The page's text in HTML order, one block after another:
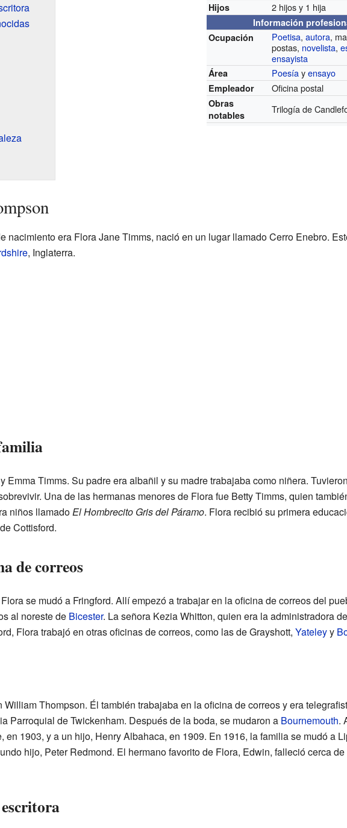
Hijos 2 hijos y 1 hija
Información
Ocupación
Poetisa,autora,
postas, novelista,
ensayista
Área Poesíayensayo
Empleador Oficina postal
Obras
notables
Trilogía de
nacimiento era Flora Jane Timms, nació en un lugar llamado Cerro Enebro.
, Inglaterra.
Emma Timms. Su padre era albañil y su madre trabajaba como niñera.
Una de las hermanas menores de Flora fue Betty Timms, quien
niños llamadoEl Hombrecito Gris del Páramo. Flora recibió su primera
Cottisford.
de correos
se mudó a Fringford. Allí empezó a trabajar en la oficina de correos del
al noreste de Bicester. La señora Kezia Whitton, quien era la administradora
Flora trabajó en otras oficinas de correos, como las de Grayshott, Yateleyy
Thompson. Él también trabajaba en la oficina de correos y era
Parroquial de Twickenham. Después de la boda, se mudaron a Bournemouth.
en 1903, y a un hijo, Henry Albahaca, en 1909. En 1916, la familia se mudó a
hijo, Peter Redmond. El hermano favorito de Flora, Edwin, falleció cerca de